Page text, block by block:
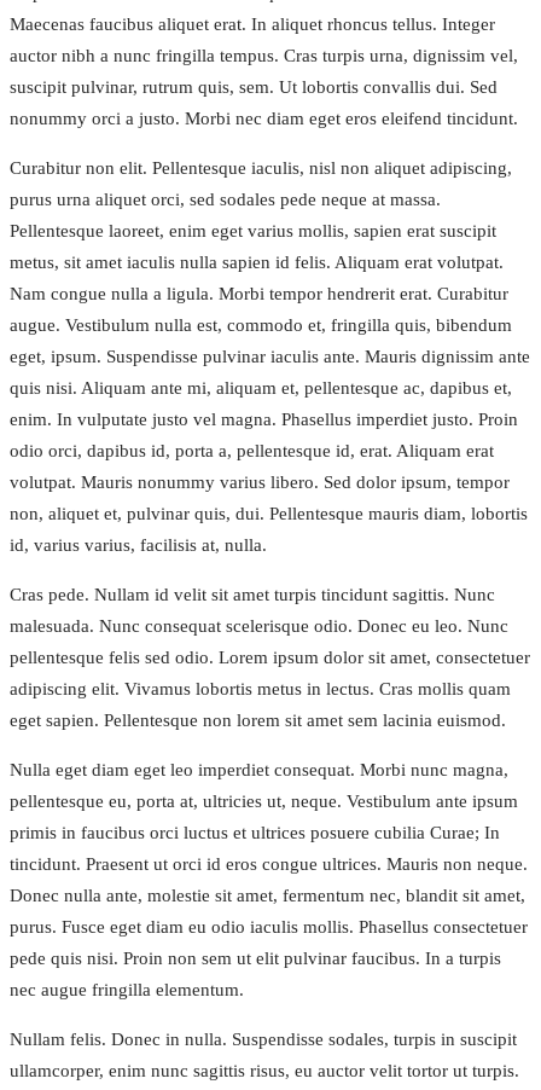
Maecenas faucibus aliquet erat. In aliquet rhoncus tellus. Integer
auctor nibh a nunc fringilla tempus. Cras turpis urna, dignissim vel,
suscipit pulvinar, rutrum quis, sem. Ut lobortis convallis dui. Sed
nonummy orci a justo. Morbi nec diam eget eros eleifend tincidunt.
Curabitur non elit. Pellentesque iaculis, nisl non aliquet adipiscing,
purus urna aliquet orci, sed sodales pede neque at massa.
Pellentesque laoreet, enim eget varius mollis, sapien erat suscipit
metus, sit amet iaculis nulla sapien id felis. Aliquam erat volutpat.
Nam congue nulla a ligula. Morbi tempor hendrerit erat. Curabitur
augue. Vestibulum nulla est, commodo et, fringilla quis, bibendum
eget, ipsum. Suspendisse pulvinar iaculis ante. Mauris dignissim ante
quis nisi. Aliquam ante mi, aliquam et, pellentesque ac, dapibus et,
enim. In vulputate justo vel magna. Phasellus imperdiet justo. Proin
odio orci, dapibus id, porta a, pellentesque id, erat. Aliquam erat
volutpat. Mauris nonummy varius libero. Sed dolor ipsum, tempor
non, aliquet et, pulvinar quis, dui. Pellentesque mauris diam, lobortis
id, varius varius, facilisis at, nulla.
Cras pede. Nullam id velit sit amet turpis tincidunt sagittis. Nunc
malesuada. Nunc consequat scelerisque odio. Donec eu leo. Nunc
pellentesque felis sed odio. Lorem ipsum dolor sit amet, consectetuer
adipiscing elit. Vivamus lobortis metus in lectus. Cras mollis quam
eget sapien. Pellentesque non lorem sit amet sem lacinia euismod.
Nulla eget diam eget leo imperdiet consequat. Morbi nunc magna,
pellentesque eu, porta at, ultricies ut, neque. Vestibulum ante ipsum
primis in faucibus orci luctus et ultrices posuere cubilia Curae; In
tincidunt. Praesent ut orci id eros congue ultrices. Mauris non neque.
Donec nulla ante, molestie sit amet, fermentum nec, blandit sit amet,
purus. Fusce eget diam eu odio iaculis mollis. Phasellus consectetuer
pede quis nisi. Proin non sem ut elit pulvinar faucibus. In a turpis
nec augue fringilla elementum.
Nullam felis. Donec in nulla. Suspendisse sodales, turpis in suscipit
ullamcorper, enim nunc sagittis risus, eu auctor velit tortor ut turpis.